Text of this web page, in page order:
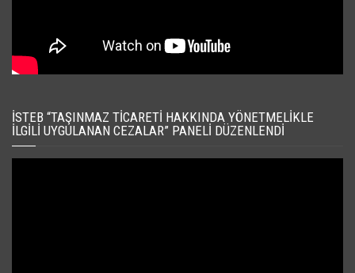
İSTEB “TAŞINMAZ TICARETI HAKKINDA YÖNETMELIKLE
İLGILI UYGULANAN CEZALAR” PANELI DÜZENLENDI